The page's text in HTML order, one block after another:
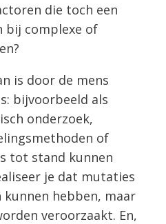
die toch een
bij complexe of
is door de mens
bijvoorbeeld als
onderzoek,
of
tot stand kunnen
je dat mutaties
hebben, maar
veroorzaakt. En,